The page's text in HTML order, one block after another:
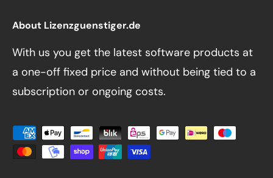
About Lizenzguenstiger.de
With us you get the latest software products at
a one-off fixed price and without being tied to a
subscription or ongoing costs.
Payment methods accepted